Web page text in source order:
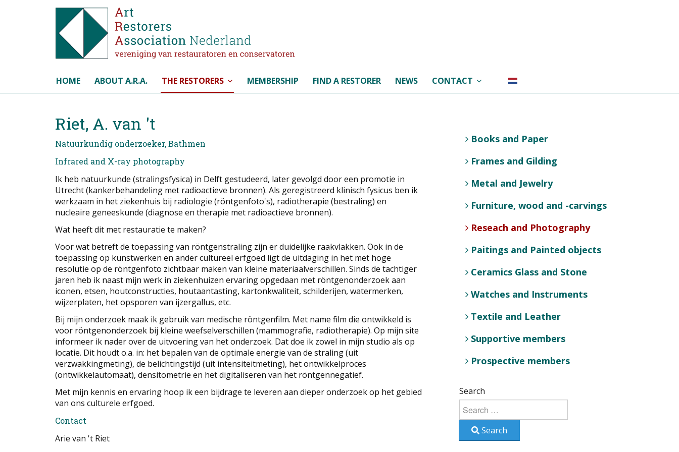
HOME ABOUT A.R.A. THE RESTORERS MEMBERSHIP FIND A RESTORER NEWS CONTACT
Select your language
Riet, A. van 't
Natuurkundig onderzoeker, Bathmen
Infrared and X-ray photography
Ik heb natuurkunde (stralingsfysica) in Delft gestudeerd, later gevolgd door een promotie in
Utrecht (kankerbehandeling met radioactieve bronnen). Als geregistreerd klinisch fysicus ben ik
werkzaam in het ziekenhuis bij radiologie (röntgenfoto's), radiotherapie (bestraling) en
nucleaire geneeskunde (diagnose en therapie met radioactieve bronnen).
Wat heeft dit met restauratie te maken?
Voor wat betreft de toepassing van röntgenstraling zijn er duidelijke raakvlakken. Ook in de
toepassing op kunstwerken en ander cultureel erfgoed ligt de uitdaging in het met hoge
resolutie op de röntgenfoto zichtbaar maken van kleine materiaalverschillen. Sinds de tachtiger
jaren heb ik naast mijn werk in ziekenhuizen ervaring opgedaan met röntgenonderzoek aan
iconen, etsen, houtconstructies, houtaantasting, kartonkwaliteit, schilderijen, watermerken,
wijzerplaten, het opsporen van ijzergallus, etc.
Bij mijn onderzoek maak ik gebruik van medische röntgenfilm. Met name film die ontwikkeld is
voor röntgenonderzoek bij kleine weefselverschillen (mammografie, radiotherapie). Op mijn site
informeer ik nader over de uitvoering van het onderzoek. Dat doe ik zowel in mijn studio als op
locatie. Dit houdt o.a. in: het bepalen van de optimale energie van de straling (uit
verzwakkingmeting), de belichtingstijd (uit intensiteitmeting), het ontwikkelproces
(ontwikkelautomaat), densitometrie en het digitaliseren van het röntgennegatief.
Met mijn kennis en ervaring hoop ik een bijdrage te leveren aan dieper onderzoek op het gebied
van ons culturele erfgoed.
Contact
Arie van 't Riet
Books and Paper
Frames and Gilding
Metal and Jewelry
Furniture, wood and -carvings
Reseach and Photography
Paitings and Painted objects
Ceramics Glass and Stone
Watches and Instruments
Textile and Leather
Supportive members
Prospective members
Search
Search